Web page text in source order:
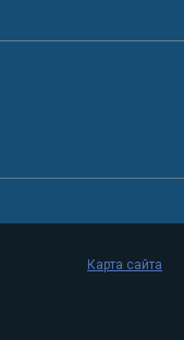
Карта сайта